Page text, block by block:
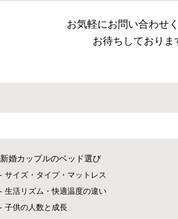
お気軽にお問い合わせく
お待ちしておりま
新婚カップルのベッド選び
サイズ・タイプ・マットレス
生活リズム・快適温度の違い
子供の人数と成長